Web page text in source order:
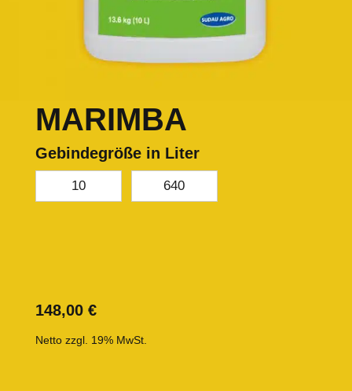
MARIMBA
Gebindegröße in Liter
10 640
148,00 €
Netto zzgl. 19% MwSt.